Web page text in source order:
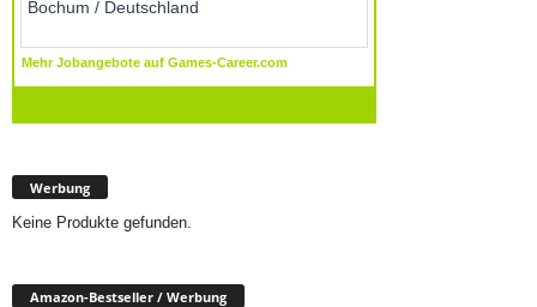
Werbung
Keine Produkte gefunden.
Amazon-Bestseller / Werbung